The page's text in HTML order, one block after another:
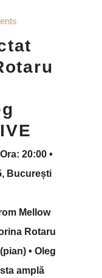
20:00 •
București
Mellow
Rotaru
• Oleg
amplă